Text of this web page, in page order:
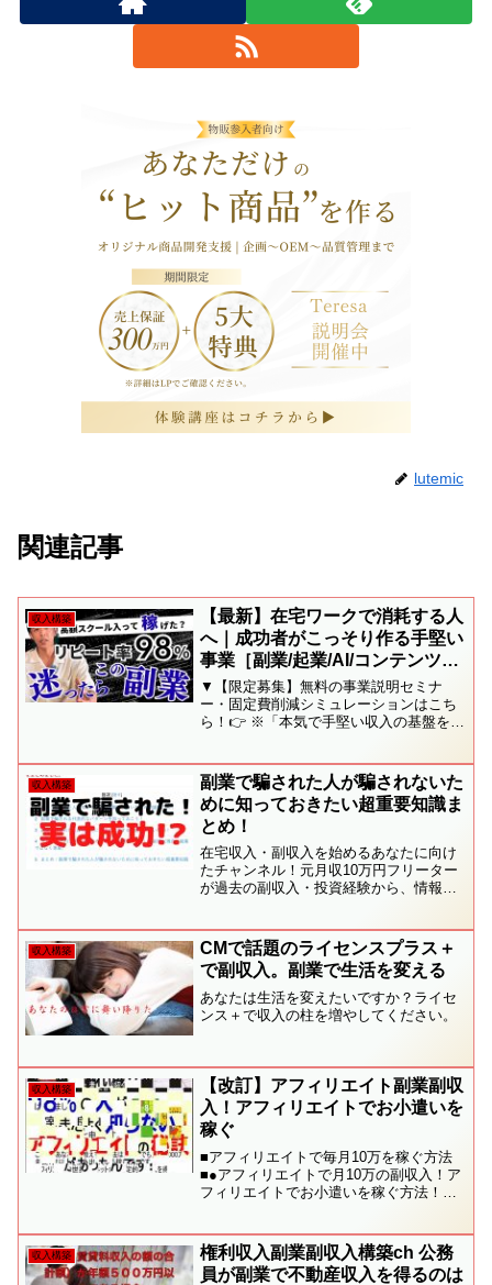
lutemic
関連記事
収入構築
【最新】在宅ワークで消耗する人
へ｜成功者がこっそり作る手堅い
事業［副業/起業/AI/コンテンツビ
ジネス］
▼【限定募集】無料の事業説明セミナ
ー・固定費削減シミュレーションはこち
ら！👉 ※「本気で手堅い収入の基盤を作
遠慮ください🙇‍♂️ーーーーーーーーーーー
ーーーーーーーーこ...
収入構築
副業で騙された人が騙されないた
めに知っておきたい超重要知識ま
とめ！
在宅収入・副収入を始めるあなたに向け
たチャンネル！元月収10万円フリーター
が過去の副収入・投資経験から、情報を
を発信中▼副収入・投資を始めたい人に
役立つコンテンツ...
収入構築
CMで話題のライセンスプラス＋
で副収入。副業で生活を変える
あなたは生活を変えたいですか？ライセ
ンス＋で収入の柱を増やしてください。
収入構築
【改訂】アフィリエイト副業副収
入！アフィリエイトでお小遣いを
稼ぐ
■アフィリエイトで毎月10万を稼ぐ方法
■●アフィリエイトで月10万の副収入！ア
フィリエイトでお小遣いを稼ぐ方法！詳
＊＊アフィリエイトで稼ぐ！アフィリエ
イトでお小遣いを...
収入構築
権利収入副業副収入構築ch 公務
員が副業で不動産収入を得るのは